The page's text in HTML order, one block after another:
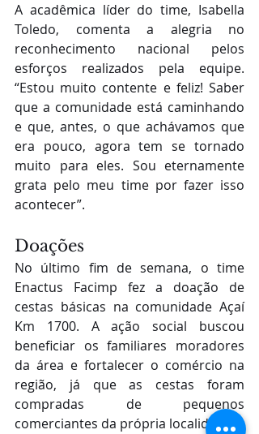
A acadêmica líder do time, Isabella
Toledo, comenta a alegria no
reconhecimento nacional pelos
esforços realizados pela equipe.
“Estou muito contente e feliz! Saber
que a comunidade está caminhando
e que, antes, o que achávamos que
era pouco, agora tem se tornado
muito para eles. Sou eternamente
grata pelo meu time por fazer isso
acontecer”.
Doações
No último fim de semana, o time
Enactus Facimp fez a doação de
cestas básicas na comunidade Açaí
Km 1700. A ação social buscou
beneficiar os familiares moradores
da área e fortalecer o comércio na
região, já que as cestas foram
compradas de pequenos
comerciantes da própria localidade.